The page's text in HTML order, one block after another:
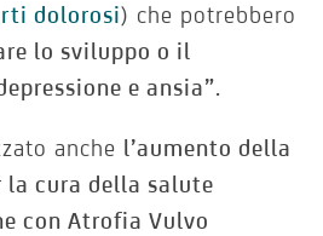
dolorosi) che potrebbero
lo sviluppo o il
e ansia”.
anche l’aumento della
la cura della salute
con Atrofia Vulvo